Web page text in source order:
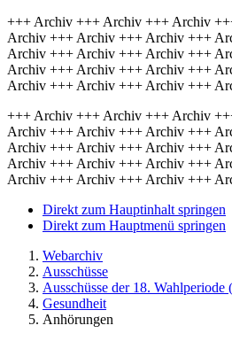
+++ Archiv +++ Archiv +++ Archiv
Archiv +++ Archiv +++ Archiv +++
Archiv +++ Archiv +++ Archiv +++
Archiv +++ Archiv +++ Archiv +++
Archiv +++ Archiv +++ Archiv +++
+++ Archiv +++ Archiv +++ Archiv
Archiv +++ Archiv +++ Archiv +++
Archiv +++ Archiv +++ Archiv +++
Archiv +++ Archiv +++ Archiv +++
Archiv +++ Archiv +++ Archiv +++
Direkt zum Hauptinhalt springen
Direkt zum Hauptmenü springen
Webarchiv
Ausschüsse
Ausschüsse der 18. Wahlperiode
Gesundheit
Anhörungen